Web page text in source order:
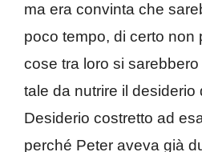
ma era convinta che
poco tempo, di certo non
cose tra loro si
tale da nutrire il desiderio
Desiderio costretto ad
perché Peter aveva già